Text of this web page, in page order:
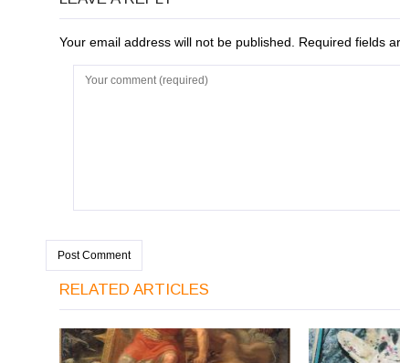
Your email address will not be published. Required fields
RELATED ARTICLES